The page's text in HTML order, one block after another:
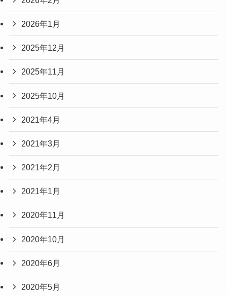
2026年1月
2025年12月
2025年11月
2025年10月
2021年4月
2021年3月
2021年2月
2021年1月
2020年11月
2020年10月
2020年6月
2020年5月